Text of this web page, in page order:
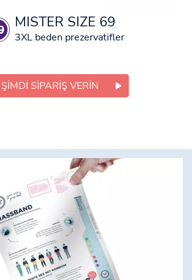
MISTER SIZE 69
3XL beden prezervatifler
ŞIMDI SIPARIŞ VERIN